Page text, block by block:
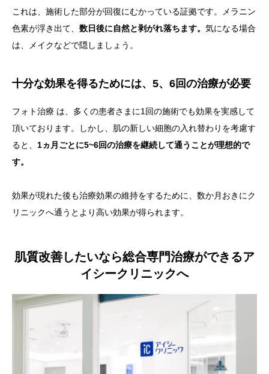
これは、施術した部分が回復にむかっている証拠です。メラニン
色素が浮き出て、 数日後に自然と剥がれ落ちます。 気になる場合
は、メイクなどで隠しましょう。
十分な効果を得るためには、5、6回の治療が必要
フォト治療 は、多くの患者さまに1回の施術でも効果を実感して
頂いております。しかし、肌の新しい細胞の入れ替わりを考慮す
ると、 1ヵ月ごとに5~6回の治療を継続して通うことが理想的で
す。
効果が現れた後も治療効果の維持をするために、数か月おきにク
リニックへ通うとより高い効果が得られます。
肌質改善したいなら総合専門治療ができるア
イシークリニックへ